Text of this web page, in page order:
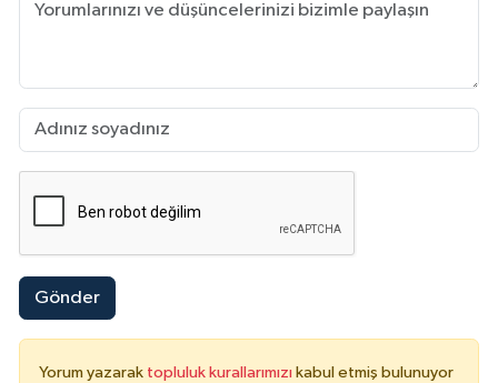
Gönder
Yorum yazarak topluluk kurallarımızı kabul etmiş bulunuyor